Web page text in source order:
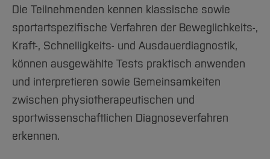
Arbeiten im FB G
Forschung und Projekte
International
Team
Service
Studiengänge
Studieninteressierte
Aktuelles
Studium
Fachgruppen
Forschung und Entwicklung
International
Team
Service
Amtliche Bekanntmachungen
Notfall-Infos
BO Shop
Familiengerechte Hochschule
Gleichstellung
Diskriminierungsfreie Hochschule
Vertretungen
Wahlen
Hochschulbibliothek
Hochschulkommunikation
International Office
Medienzentrum
qed-Stiftung
Zentrale Studienberatung
Die Teilnehmenden kennen klassische sowie
sportartspezifische Verfahren der Beweglichkeits-,
Kraft-, Schnelligkeits- und Ausdauerdiagnostik,
können ausgewählte Tests praktisch anwenden
und interpretieren sowie Gemeinsamkeiten
zwischen physiotherapeutischen und
sportwissenschaftlichen Diagnoseverfahren
erkennen.